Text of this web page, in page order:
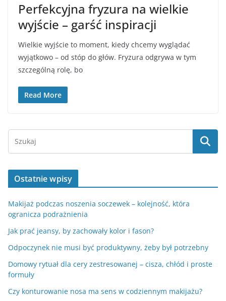
Perfekcyjna fryzura na wielkie
wyjście – garść inspiracji
Wielkie wyjście to moment, kiedy chcemy wyglądać
wyjątkowo – od stóp do głów. Fryzura odgrywa w tym
szczególną rolę, bo
Read More
Ostatnie wpisy
Makijaż podczas noszenia soczewek – kolejność, która
ogranicza podrażnienia
Jak prać jeansy, by zachowały kolor i fason?
Odpoczynek nie musi być produktywny, żeby był potrzebny
Domowy rytuał dla cery zestresowanej – cisza, chłód i proste
formuły
Czy konturowanie nosa ma sens w codziennym makijażu?